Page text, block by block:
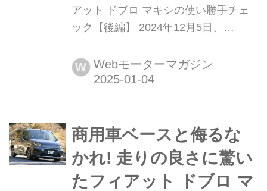
アット ドブロ マキシの使い勝手チェ
ック【後編】 2024年12月5日、
ス)は新型フィアット ドブロ/ドブロ マ
キシを発売しました。前編では7人乗
しましたが、今回はインテリアとその
使い勝手について解説していきたい...
W Webモーターマガジン
商用車ベースと侮るな
かれ! 走りの良さに驚い
たフィアット ドブロ マ